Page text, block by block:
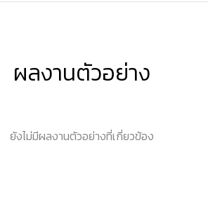
ผลงานตัวอย่าง
ยังไม่มีผลงานตัวอย่างที่เกี่ยวข้อง